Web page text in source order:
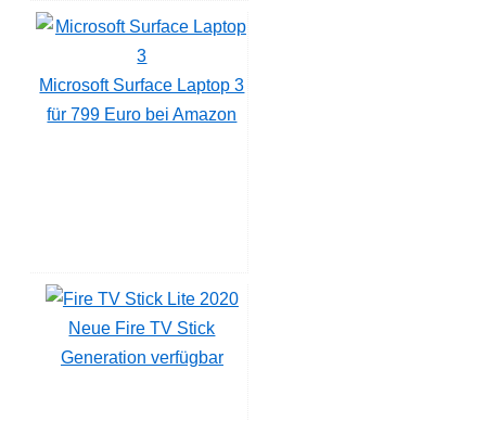
Microsoft Surface Laptop 3
für 799 Euro bei Amazon
Neue Fire TV Stick
Generation verfügbar